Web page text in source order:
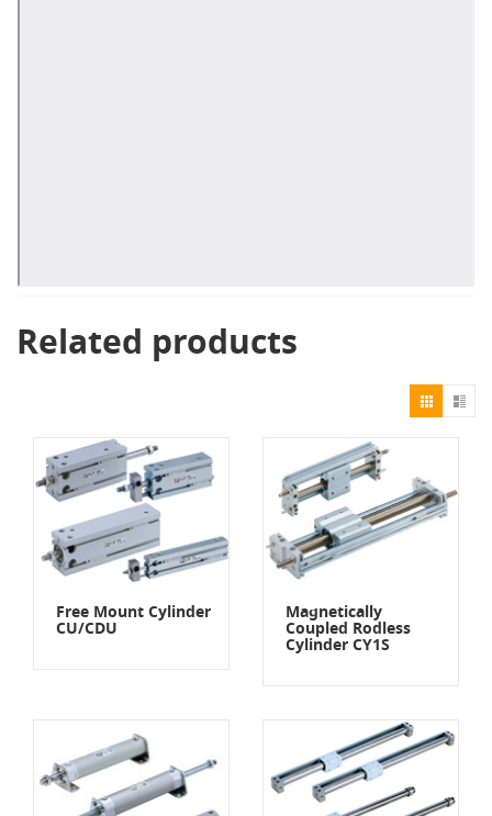
Related products
Free Mount Cylinder
CU/CDU
Magnetically
Coupled Rodless
Cylinder CY1S